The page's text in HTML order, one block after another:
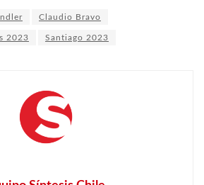
Claudio Bravo
2023 Santiago 2023